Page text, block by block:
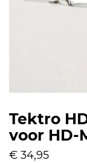
Tektro
voor HD-
€ 34,95